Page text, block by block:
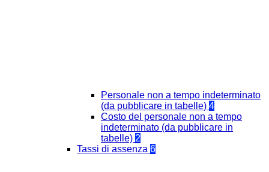
Personale non a tempo indeterminato
(da pubblicare in tabelle) 4
Costo del personale non a tempo
indeterminato (da pubblicare in
tabelle) 2
Tassi di assenza 6